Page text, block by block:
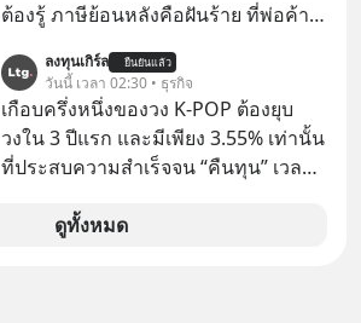
ต้องรู้ ภาษีย้อนหลังคือฝันร้าย ที่พ่อค้า
ลงทุนเกิร์ล ยืนยันแล้ว
วันนี้ เวลา 02:30 • ธุรกิจ
เกือบครึ่งหนึ่งของวง K-POP ต้องยุบ
วงใน 3 ปีแรก และมีเพียง 3.55% เท่านั้น
ที่ประสบความสำเร็จจน “คืนทุน” เวลา
เห็นภาพความสำเร็จที่หรูหรา คอนเสิร์ต
ดูทั้งหมด